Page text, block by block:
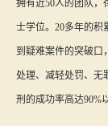
拥有近50人的团队，
士学位。20多年的积
到疑难案件的突破口
处理、减轻处罚、无
刑的成功率高达90%